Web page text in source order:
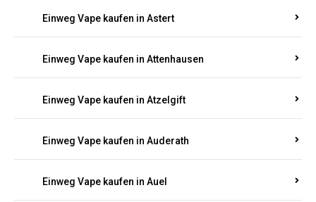
Einweg Vape kaufen in Astert
Einweg Vape kaufen in Attenhausen
Einweg Vape kaufen in Atzelgift
Einweg Vape kaufen in Auderath
Einweg Vape kaufen in Auel